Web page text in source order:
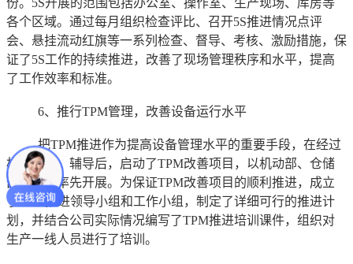
各个区域。通过每月组织检查评比、召开5S推进情况点评
会、悬挂流动红旗等一系列检查、督导、考核、激励措施，保
证了5S工作的持续推进，改善了现场管理秩序和水平，提高
了工作效率和标准。
6、推行TPM管理，改善设备运行水平
把TPM推进作为提高设备管理水平的重要手段，在经过
相关培训、辅导后，启动了TPM改善项目，以机动部、仓储
部为样板率先开展。为保证TPM改善项目的顺利推进，成立
了TPM推进领导小组和工作小组，制定了详细可行的推进计
划，并结合公司实际情况编写了TPM推进培训课件，组织对
生产一线人员进行了培训。